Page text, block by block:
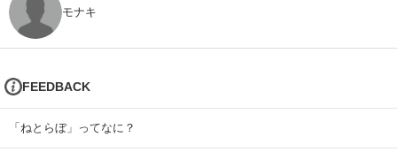
モナキ
FEEDBACK
「ねとらぼ」ってなに？